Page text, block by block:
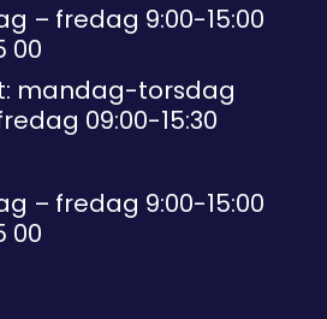
– fredag 9:00-15:00
00
mandag-torsdag
09:00-15:30
– fredag 9:00-15:00
00